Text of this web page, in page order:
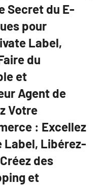
Secret du E-
pour
Label,
du
et
Agent de
Votre
: Excellez
Label, Libérez-
des
et